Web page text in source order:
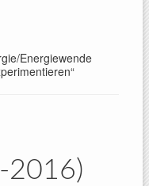
Energiewende
2016)